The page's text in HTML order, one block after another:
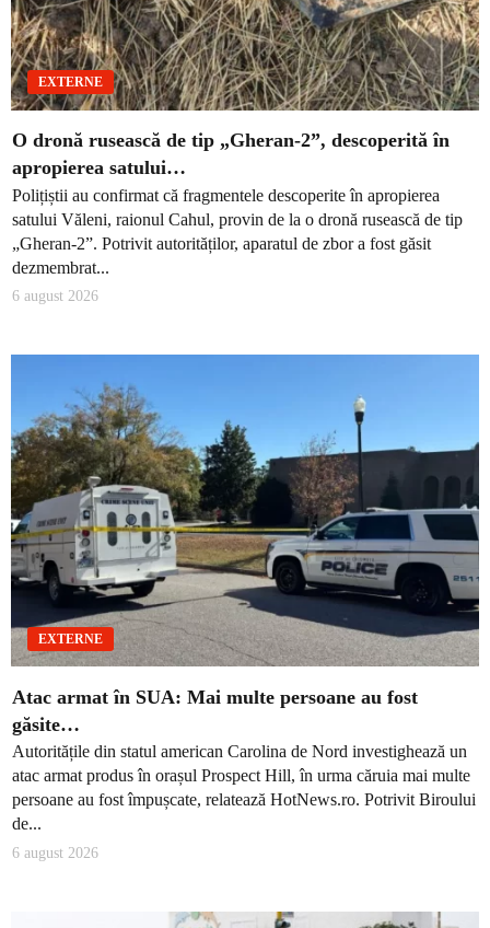
EXTERNE
O dronă rusească de tip „Gheran-2”, descoperită în
apropierea satului…
Polițiștii au confirmat că fragmentele descoperite în apropierea
satului Văleni, raionul Cahul, provin de la o dronă rusească de tip
„Gheran-2”. Potrivit autorităților, aparatul de zbor a fost găsit
dezmembrat...
6 august 2026
EXTERNE
Atac armat în SUA: Mai multe persoane au fost
găsite…
Autoritățile din statul american Carolina de Nord investighează un
atac armat produs în orașul Prospect Hill, în urma căruia mai multe
persoane au fost împușcate, relatează HotNews.ro. Potrivit Biroului
de...
6 august 2026